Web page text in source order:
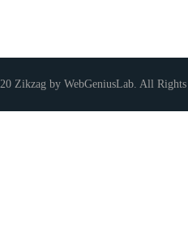
Zikzag by WebGeniusLab. All Rights